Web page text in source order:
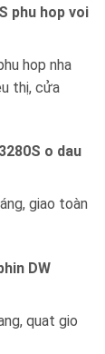
phu hop voi
hop nha
thị, cửa
o dau
giao toàn
DW
quat gio